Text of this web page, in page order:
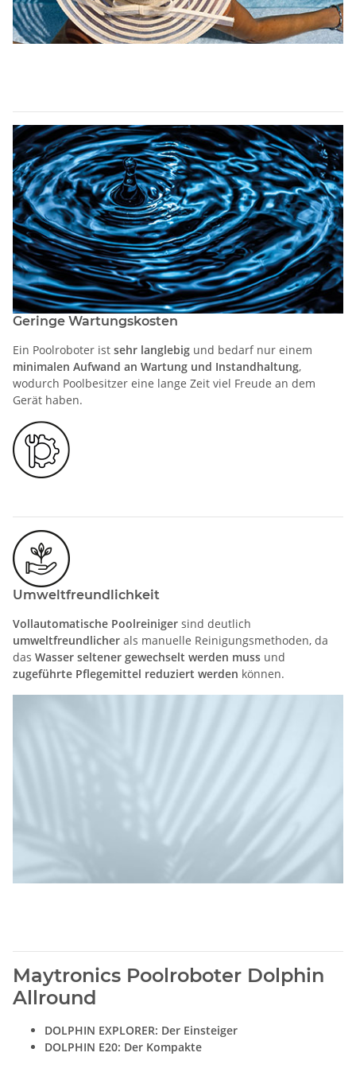
Geringe Wartungskosten
Ein Poolroboter ist sehr langlebig und bedarf nur einem
minimalen Aufwand an Wartung und Instandhaltung,
wodurch Poolbesitzer eine lange Zeit viel Freude an dem
Gerät haben.
Umweltfreundlichkeit
Vollautomatische Poolreiniger sind deutlich
umweltfreundlicher als manuelle Reinigungsmethoden, da
das Wasser seltener gewechselt werden muss und
zugeführte Pflegemittel reduziert werden können.
Maytronics Poolroboter Dolphin
Allround
DOLPHIN EXPLORER: Der Einsteiger
DOLPHIN E20: Der Kompakte